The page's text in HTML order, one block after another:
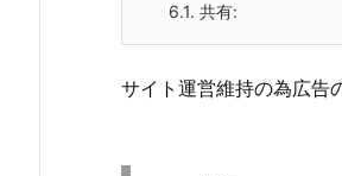
6.1. 共有:
サイト運営維持の為広告